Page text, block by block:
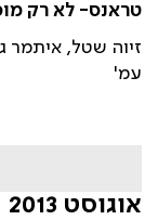
טראנס- לא רק
זיוה שטל, איתמר
עמ'
אוגוסט 2013